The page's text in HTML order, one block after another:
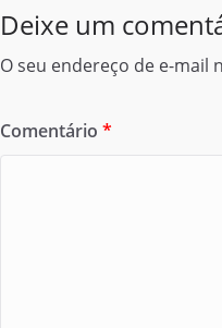
Deixe um
O seu endereço de e-mail
Comentário *